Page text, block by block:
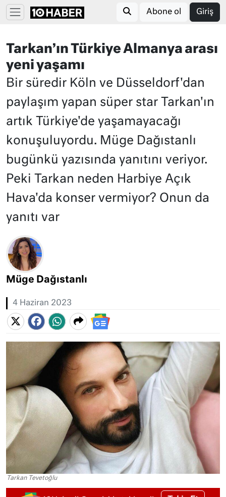
Abone ol Giriş
Tarkan’ın Türkiye Almanya arası
yeni yaşamı
Bir süredir Köln ve Düsseldorf'dan
paylaşım yapan süper star Tarkan'ın
artık Türkiye'de yaşamayacağı
konuşuluyordu. Müge Dağıstanlı
bugünkü yazısında yanıtını veriyor.
Peki Tarkan neden Harbiye Açık
Hava'da konser vermiyor? Onun da
yanıtı var
Müge Dağıstanlı
4 Haziran 2023
Tarkan Tevetoğlu